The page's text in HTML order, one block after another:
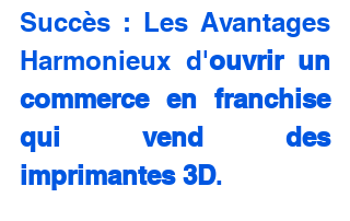
Succès : Les Avantages
Harmonieux d'ouvrir un
commerce en franchise
qui vend des
imprimantes 3D.